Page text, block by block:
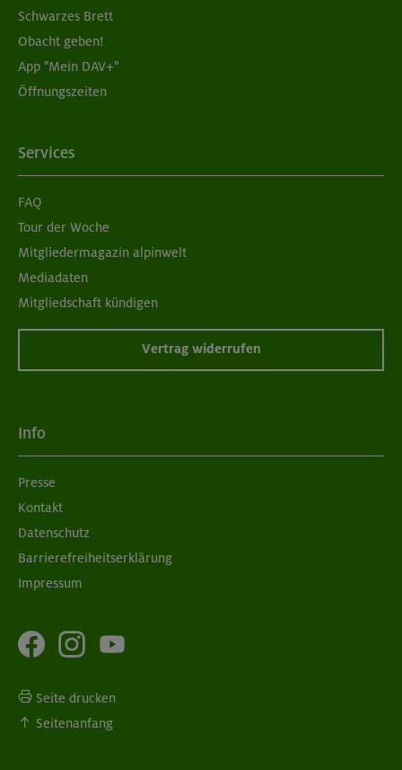
Schwarzes Brett
Obacht geben!
App "Mein DAV+"
Öffnungszeiten
Services
FAQ
Tour der Woche
Mitgliedermagazin alpinwelt
Mediadaten
Mitgliedschaft kündigen
Vertrag widerrufen
Info
Presse
Kontakt
Datenschutz
Barrierefreiheitserklärung
Impressum
Seite drucken
Seitenanfang